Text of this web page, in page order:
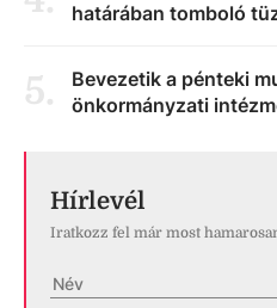
határában tomboló
5.
Bevezetik a pénteki
önkormányzati
Hírlevél
Iratkozz fel már most